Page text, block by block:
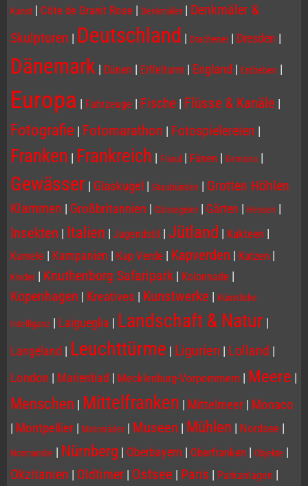
Kunst | Côte de Granit Rose | Denkmäler | Denkmäler &
Skulpturen | Deutschland | Drachenei | Dresden |
Dänemark | Dünen | Eiffelturm | England | Erdbeben |
Europa | Fahrzeuge | Fische | Flüsse & Kanäle |
Fotografie | Fotomarathon | Fotospielereien |
Franken | Frankreich | Friaul | Fünen | Gemona |
Gewässer | Glaskugel | Graubünden | Grotten Höhlen
Klammen | Großbritannien | Gänsegeier | Gärten | Hessen |
Insekten | Italien | Jugendstil | Jütland | Kakteen |
Kamele | Kampanien | Kap Verde | Kapverden | Katzen |
Kinder | Knuthenborg Safaripark | Kolonnade |
Kopenhagen | Kreatives | Kunstwerke | Künstliche
Intelliganz | Laigueglia | Landschaft & Natur |
Langeland | Leuchttürme | Ligurien | Lolland |
London | Marienbad | Mecklenburg-Vorpommern | Meere |
Menschen | Mittelfranken | Mittelmeer | Monaco
| Montpellier | Motorräder | Museen | Mühlen | Nordsee |
Normandie | Nürnberg | Oberbayern | Oberfranken | Objekte |
Okzitanien | Oldtimer | Ostsee | Paris | Parkanlagen |